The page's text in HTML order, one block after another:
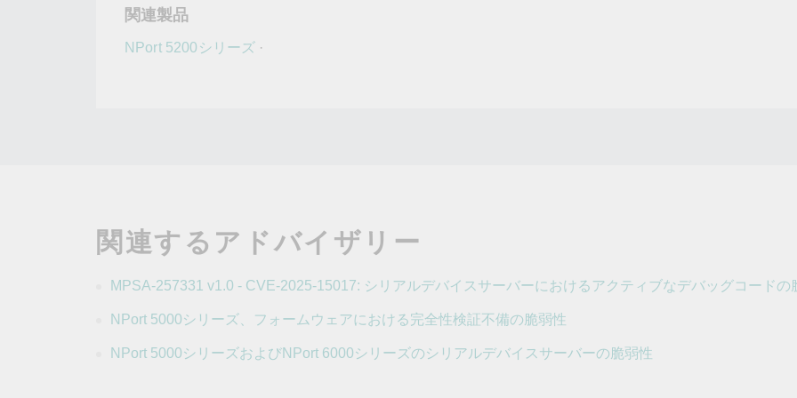
関連製品
NPort 5200シリーズ ·
関連するアドバイザリー
MPSA-257331 v1.0 - CVE-2025-15017: シリアルデバイスサーバーにおけるアクティブなデバッグコードの
NPort 5000シリーズ、フォームウェアにおける完全性検証不備の脆弱性
NPort 5000シリーズおよびNPort 6000シリーズのシリアルデバイスサーバーの脆弱性